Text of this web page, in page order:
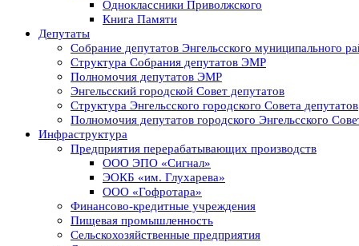
Одноклассники Приволжского
Книга Памяти
Депутаты
Собрание депутатов Энгельсского муниципального
Структура Собрания депутатов ЭМР
Полномочия депутатов ЭМР
Энгельсский городской Совет депутатов
Структура Энгельсского городского Совета депутатов
Полномочия депутатов городского Энгельсского
Инфраструктура
Предприятия перерабатывающих производств
ООО ЭПО «Сигнал»
ЭОКБ «им. Глухарева»
ООО «Гофротара»
Финансово-кредитные учреждения
Пищевая промышленность
Сельскохозяйственные предприятия